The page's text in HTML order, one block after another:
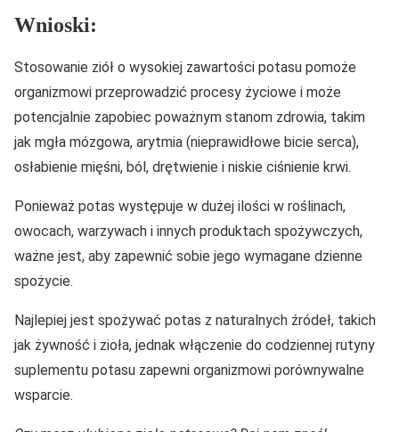
Wnioski:
Stosowanie ziół o wysokiej zawartości potasu pomoże
organizmowi przeprowadzić procesy życiowe i może
potencjalnie zapobiec poważnym stanom zdrowia, takim
jak mgła mózgowa, arytmia (nieprawidłowe bicie serca),
osłabienie mięśni, ból, drętwienie i niskie ciśnienie krwi.
Ponieważ potas występuje w dużej ilości w roślinach,
owocach, warzywach i innych produktach spożywczych,
ważne jest, aby zapewnić sobie jego wymagane dzienne
spożycie.
Najlepiej jest spożywać potas z naturalnych źródeł, takich
jak żywność i zioła, jednak włączenie do codziennej rutyny
suplementu potasu zapewni organizmowi porównywalne
wsparcie.